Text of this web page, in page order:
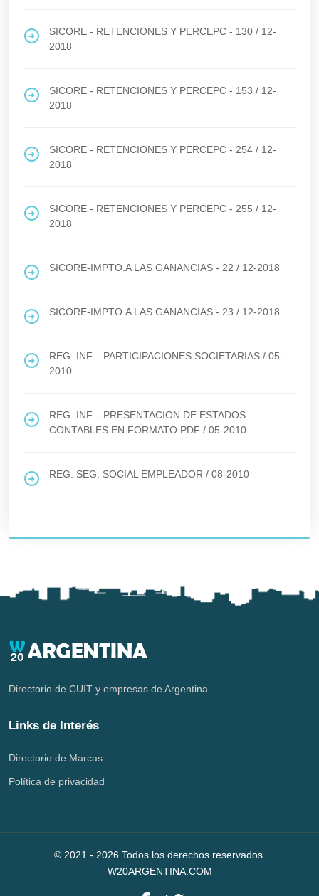
SICORE - RETENCIONES Y PERCEPC - 130 / 12-
2018
SICORE - RETENCIONES Y PERCEPC - 153 / 12-
2018
SICORE - RETENCIONES Y PERCEPC - 254 / 12-
2018
SICORE - RETENCIONES Y PERCEPC - 255 / 12-
2018
SICORE-IMPTO.A LAS GANANCIAS - 22 / 12-2018
SICORE-IMPTO.A LAS GANANCIAS - 23 / 12-2018
REG. INF. - PARTICIPACIONES SOCIETARIAS / 05-
2010
REG. INF. - PRESENTACION DE ESTADOS
CONTABLES EN FORMATO PDF / 05-2010
REG. SEG. SOCIAL EMPLEADOR / 08-2010
Directorio de CUIT y empresas de Argentina.
Links de Interés
Directorio de Marcas
Política de privacidad
© 2021 - 2026 Todos los derechos reservados.
W20ARGENTINA.COM